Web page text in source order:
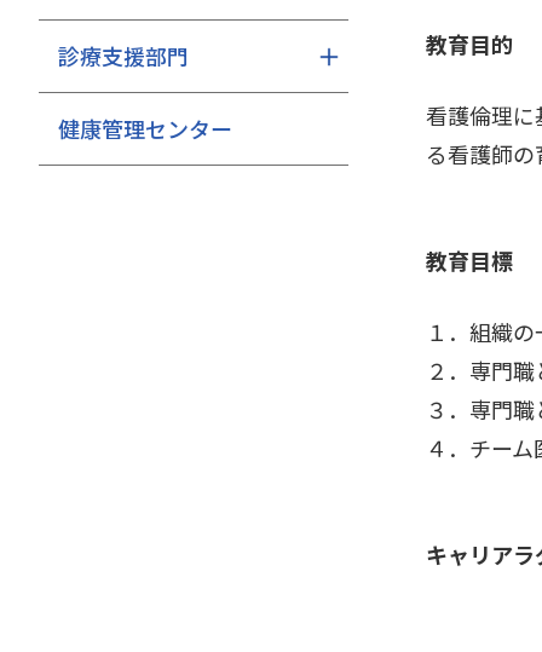
診療支援部門
健康管理センター
教育目的
看護倫理
る看護師の
教育目標
１．組織
２．専門
３．専門
４．チー
キャリアラ